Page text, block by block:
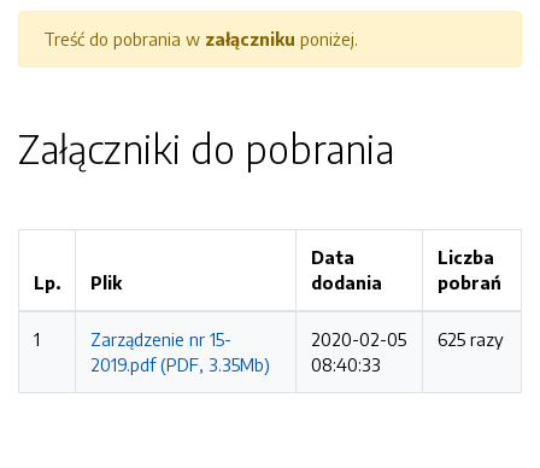
Treść do pobrania w załączniku poniżej.
Załączniki do pobrania
Lp. Plik
Data
dodania
Liczba
pobrań
1
Zarządzenie nr 15-
2019.pdf (PDF, 3.35Mb)
2020-02-05
08:40:33
625 razy